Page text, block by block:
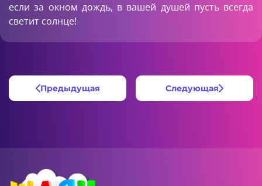
если за окном дождь, в вашей душей пусть всегда
светит солнце!
Предыдущая Следующая